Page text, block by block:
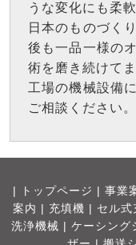
うな変化にも柔
日本のものづく
後も一品一様の
術を磨き続けて
工場の機械設備
ご相談ください。
| トップページ | 事業
案内 | 充填機 | セル式
洗浄機械 | ケーシング